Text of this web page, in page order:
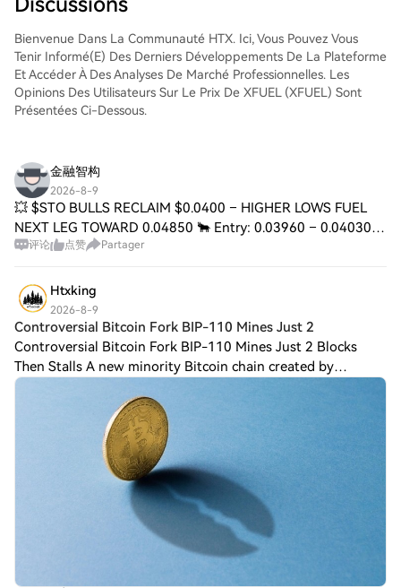
d'accéder à votre compte, de sélectionner
la paire de trading, d'exécuter vos trades
et de les suivre en temps réel. Nous offrons
une expérience conviviale aux débutants
comme aux traders chevronnés.
Bienvenue Dans La Communauté HTX. Ici, Vous Pouvez Vous
Tenir Informé(e) Des Derniers Développements De La Plateforme
Et Accéder À Des Analyses De Marché Professionnelles. Les
Opinions Des Utilisateurs Sur Le Prix De XFUEL (XFUEL) Sont
Présentées Ci-Dessous.
金融智构
2026-8-9
💥 $STO BULLS RECLAIM $0.0400 – HIGHER LOWS FUEL
NEXT LEG TOWARD 0.04850 🐂 Entry: 0.03960 – 0.04030
🟢 Target: 0.04200 / 0.04500 / 0.04850 🚀 Stop Loss:
评论 点赞 Partager
Htxking
2026-8-9
Controversial Bitcoin Fork BIP-110 Mines Just 2
Controversial Bitcoin Fork BIP-110 Mines Just 2 Blocks
Then Stalls A new minority Bitcoin chain created by
supporters of BIP-110 has struggled to gain traction after
producing only two blocks roughly